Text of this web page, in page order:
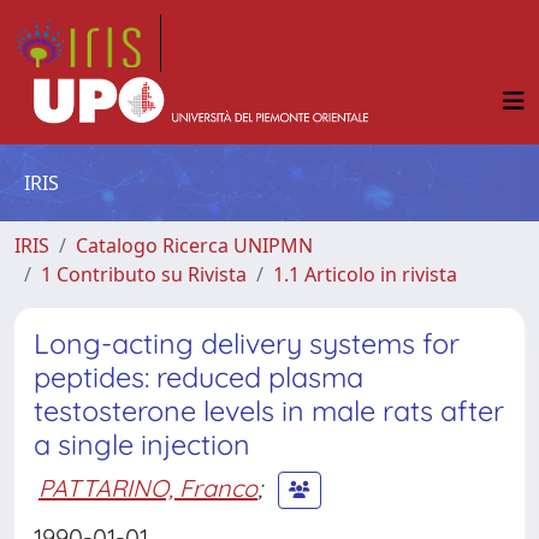
IRIS
IRIS
Catalogo Ricerca UNIPMN
1 Contributo su Rivista
1.1 Articolo in rivista
Long-acting delivery systems for
peptides: reduced plasma
testosterone levels in male rats after
a single injection
PATTARINO, Franco;